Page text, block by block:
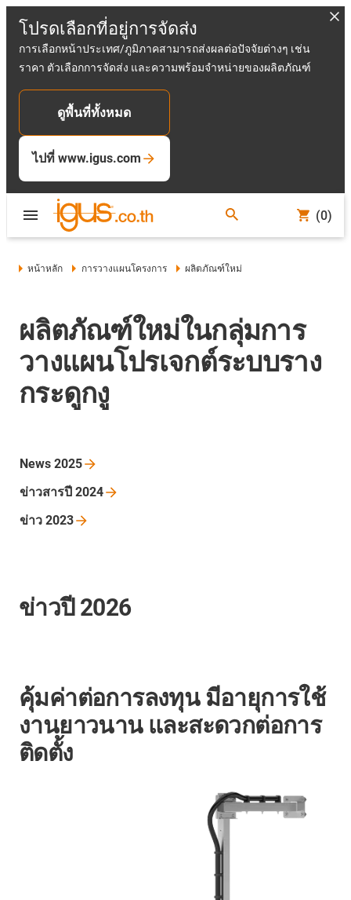
โปรดเลือกที่อยู่การจัดส่ง
การเลือกหน้าประเทศ/ภูมิภาคสามารถส่งผลต่อปัจจัยต่างๆ เช่น
ราคา ตัวเลือกการจัดส่ง และความพร้อมจำหน่ายของผลิตภัณฑ์
ดูพื้นที่ทั้งหมด
ไปที่ www.igus.com
(0)
หน้าหลัก การวางแผนโครงการ ผลิตภัณฑ์ใหม่
ผลิตภัณฑ์ใหม่ในกลุ่มการ
วางแผนโปรเจกต์ระบบราง
กระดูกงู
News 2025
ข่าวสารปี 2024
ข่าว 2023
ข่าวปี 2026
คุ้มค่าต่อการลงทุน มีอายุการใช้
งานยาวนาน และสะดวกต่อการ
ติดตั้ง